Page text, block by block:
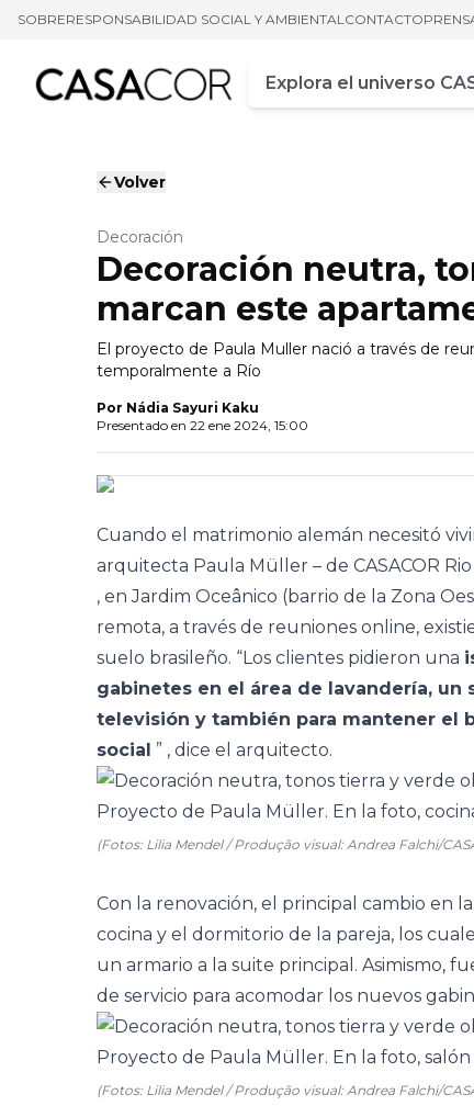
SOBRERESPONSABILIDAD SOCIAL Y AMBIENTALCONTACTO
Campo de busca
Ingrese al menos tres
Volver
Decoración
Decoración neutra,
marcan este
El proyecto de Paula Muller nació a través de
temporalmente a Río
Por Nádia Sayuri Kaku
Presentado en 22 ene 2024, 15:00
Cuando el matrimonio alemán necesitó
arquitecta Paula Müller – de CASACOR Rio
, en Jardim Oceânico (barrio de la Zona
remota, a través de reuniones online,
suelo brasileño. “Los clientes pidieron una
gabinetes en el área de lavandería, un
televisión y también para mantener el
social ” , dice el arquitecto.
(Fotos: Lilia Mendel / Produção visual: Andrea Falchi/
Con la renovación, el principal cambio en
cocina y el dormitorio de la pareja, los
un armario a la suite principal. Asimismo,
de servicio para acomodar los nuevos
(Fotos: Lilia Mendel / Produção visual: Andrea Falchi/